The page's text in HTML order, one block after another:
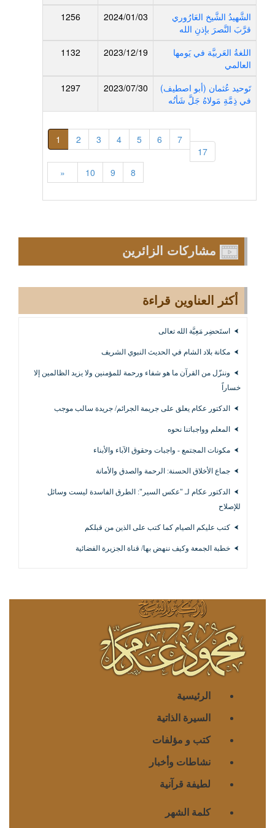
الشَّهيدُ الشَّيخ العَارُوري
قرَّبَ النَّصرَ بإذنِ الله
2024/01/03
1256
اللغةُ العَربيَّة في يَومها
العالمي
2023/12/19
1132
تَوحيد عُثمان (أبو اصطيف)
في ذِمَّةِ مَولاهُ جَلَّ شَأنُه
2023/07/30
1297
1 2 3 4 5 6 7
8
9
10
«
17
مشاركات الزائرين
أكثر العناوين قراءة
استَحضِر مَعِيَّة الله تعالى
مكانة بلاد الشام في الحديث النبوي الشريف
وننزّل من القرآن ما هو شفاء ورحمة للمؤمنين ولا يزيد الظالمين إلا
خساراً
الدكتور عكام يعلق على جريمة الجرائم/ جريدة سالب موجب
المعلم وواجباتنا نحوه
مكونات المجتمع - واجبات وحقوق الآباء والأبناء
جماع الأخلاق الحسنة: الرحمة والصدق والأمانة
الدكتور عكام لـ "عكس السير": الطرق الفاسدة ليست وسائل
للإصلاح
كتب عليكم الصيام كما كتب على الذين من قبلكم
خطبة الجمعة وكيف ننهض بها/ قناة الجزيرة الفضائية
الرئيسية
السيرة الذاتية
كتب و مؤلفات
نشاطات وأخبار
لطيفة قرآنية
كلمة الشهر